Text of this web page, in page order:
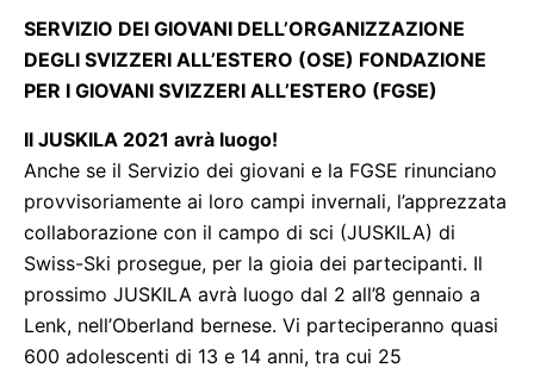
SERVIZIO DEI GIOVANI DELL’ORGANIZZAZIONE
DEGLI SVIZZERI ALL’ESTERO (OSE) FONDAZIONE
PER I GIOVANI SVIZZERI ALL’ESTERO (FGSE)
Il JUSKILA 2021 avrà luogo!
Anche se il Servizio dei giovani e la FGSE rinunciano
provvisoriamente ai loro campi invernali, l’apprezzata
collaborazione con il campo di sci (JUSKILA) di
Swiss-Ski prosegue, per la gioia dei partecipanti. Il
prossimo JUSKILA avrà luogo dal 2 all’8 gennaio a
Lenk, nell’Oberland bernese. Vi parteciperanno quasi
600 adolescenti di 13 e 14 anni, tra cui 25